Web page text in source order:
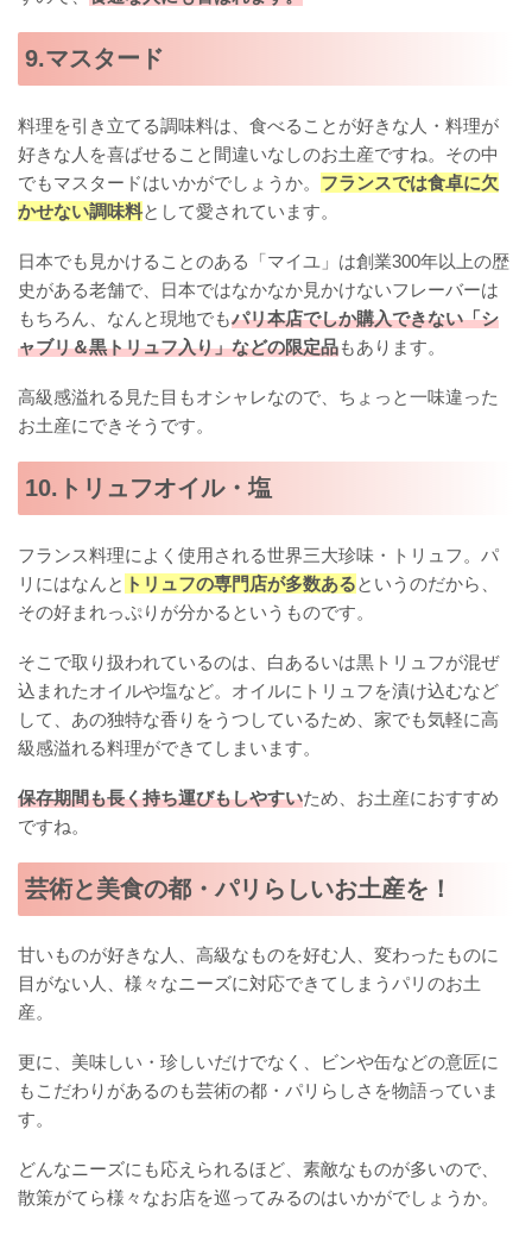
9.マスタード
料理を引き立てる調味料は、食べることが好きな人・料理が
好きな人を喜ばせること間違いなしのお土産ですね。その中
でもマスタードはいかがでしょうか。 フランスでは食卓に欠
かせない調味料として愛されています。
日本でも見かけることのある「マイユ」は創業300年以上の歴
史がある老舗で、日本ではなかなか見かけないフレーバーは
もちろん、なんと現地でもパリ本店でしか購入できない「シ
ャブリ＆黒トリュフ入り」などの限定品もあります。
高級感溢れる見た目もオシャレなので、ちょっと一味違った
お土産にできそうです。
10.トリュフオイル・塩
フランス料理によく使用される世界三大珍味・トリュフ。パ
リにはなんと トリュフの専門店が多数あるというのだから、
その好まれっぷりが分かるというものです。
そこで取り扱われているのは、白あるいは黒トリュフが混ぜ
込まれたオイルや塩など。オイルにトリュフを漬け込むなど
して、あの独特な香りをうつしているため、家でも気軽に高
級感溢れる料理ができてしまいます。
保存期間も長く持ち運びもしやすいため、お土産におすすめ
ですね。
芸術と美食の都・パリらしいお土産を！
甘いものが好きな人、高級なものを好む人、変わったものに
目がない人、様々なニーズに対応できてしまうパリのお土
産。
更に、美味しい・珍しいだけでなく、ビンや缶などの意匠に
もこだわりがあるのも芸術の都・パリらしさを物語っていま
す。
どんなニーズにも応えられるほど、素敵なものが多いので、
散策がてら様々なお店を巡ってみるのはいかがでしょうか。